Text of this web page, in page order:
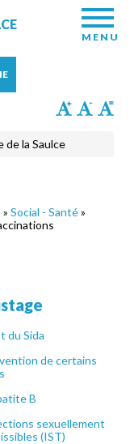
MENU
de la Saulce
» Social - Santé»
du Sida
de certains
B
sexuellement
(IST)